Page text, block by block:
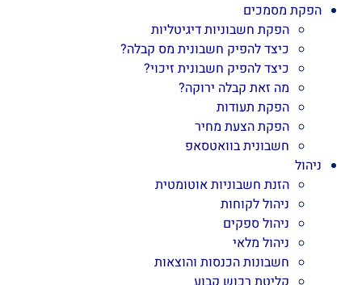
הפקת מסמכים
הפקת חשבוניות דיגיטליות
כיצד להפיק חשבונית מס קבלה?
כיצד להפיק חשבונית זיכוי?
מה זאת קבלה ירוקה?
הפקת תעודות
הפקת הצעת מחיר
חשבונית בוואטסאפ
ניהול
הזנת חשבוניות אוטומטית
ניהול לקוחות
ניהול ספקים
ניהול מלאי
חשבונות הכנסות והוצאות